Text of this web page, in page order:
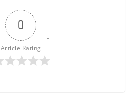
0
Article Rating